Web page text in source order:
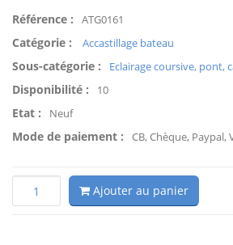
Référence : ATG0161
Catégorie : Accastillage bateau
Sous-catégorie : Eclairage coursive, pont,
Disponibilité : 10
Etat : Neuf
Mode de paiement : CB, Chèque, Paypal,
Ajouter au panier